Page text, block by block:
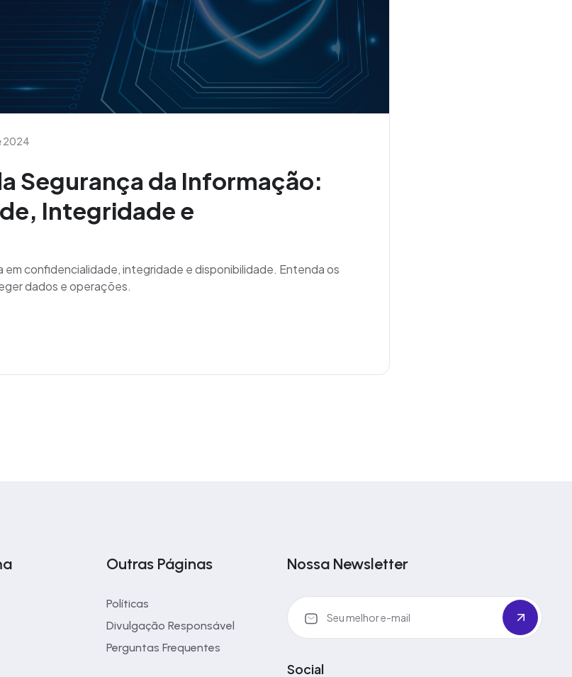
2024
Segurança da Informação:
Integridade e
confidencialidade, integridade e disponibilidade. Entenda os
dados e operações.
Outras Páginas
Políticas
Divulgação Responsável
Perguntas Frequentes
Nossa Newsletter
Social